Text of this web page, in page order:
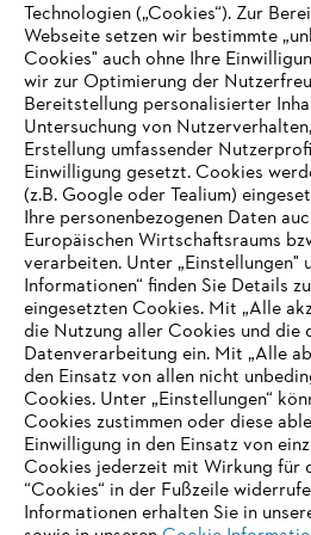
IHR BROWSER WIRD
UNTERSTÜTZT
Sie nutzen einen Browser, den wir
eine optimale Nutzung unserer Seite
einem der folgenden Browser zu
Technologien („Cookies“). Zur
Webseite setzen wir bestimmte
Cookies" auch ohne Ihre
wir zur Optimierung der
Bereitstellung personalisierter
Untersuchung von
Erstellung umfassender
Einwilligung gesetzt. Cookies
(z.B. Google oder Tealium)
Ihre personenbezogenen Daten
Europäischen Wirtschaftsraums
verarbeiten. Unter „Einstellungen"
Informationen“ finden Sie Details
eingesetzten Cookies. Mit „Alle
die Nutzung aller Cookies und die
Datenverarbeitung ein. Mit „Alle
den Einsatz von allen nicht
Cookies. Unter „Einstellungen“
Cookies zustimmen oder diese
Einwilligung in den Einsatz von
Cookies jederzeit mit Wirkung für
“Cookies“ in der Fußzeile
Informationen erhalten Sie in